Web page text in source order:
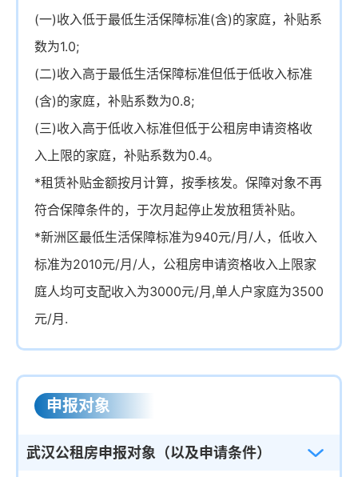
(一)收入低于最低生活保障标准(含)的家庭，补贴系
数为1.0;
(二)收入高于最低生活保障标准但低于低收入标准
(含)的家庭，补贴系数为0.8;
(三)收入高于低收入标准但低于公租房申请资格收
入上限的家庭，补贴系数为0.4。
*租赁补贴金额按月计算，按季核发。保障对象不再
符合保障条件的，于次月起停止发放租赁补贴。
*新洲区最低生活保障标准为940元/月/人，低收入
标准为2010元/月/人，公租房申请资格收入上限家
庭人均可支配收入为3000元/月,单人户家庭为3500
元/月.
申报对象
武汉公租房申报对象（以及申请条件）